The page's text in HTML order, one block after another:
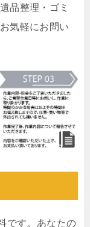
品整理・ゴミ
気軽にお問い
です。あなたの